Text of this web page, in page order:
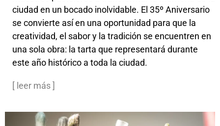
ciudad en un bocado inolvidable. El 35º Aniversario
se convierte así en una oportunidad para que la
creatividad, el sabor y la tradición se encuentren en
una sola obra: la tarta que representará durante
este año histórico a toda la ciudad.
[ leer más ]